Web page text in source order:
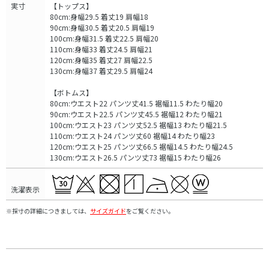
実寸
【トップス】
80cm:身幅29.5 着丈19 肩幅18
90cm:身幅30.5 着丈20.5 肩幅19
100cm:身幅31.5 着丈22.5 肩幅20
110cm:身幅33 着丈24.5 肩幅21
120cm:身幅35 着丈27 肩幅22.5
130cm:身幅37 着丈29.5 肩幅24
【ボトムス】
80cm:ウエスト22 パンツ丈41.5 裾幅11.5 わたり幅20
90cm:ウエスト22.5 パンツ丈45.5 裾幅12 わたり幅21
100cm:ウエスト23 パンツ丈52.5 裾幅13 わたり幅21.5
110cm:ウエスト24 パンツ丈60 裾幅14 わたり幅23
120cm:ウエスト25 パンツ丈66.5 裾幅14.5 わたり幅24.5
130cm:ウエスト26.5 パンツ丈73 裾幅15 わたり幅26
洗濯表示
※採寸の詳細につきましては、 サイズガイドをご覧ください。